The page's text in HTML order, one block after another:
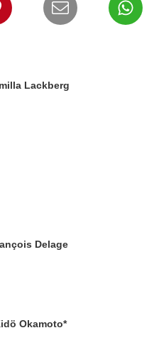
Lackberg
Delage
Okamoto*